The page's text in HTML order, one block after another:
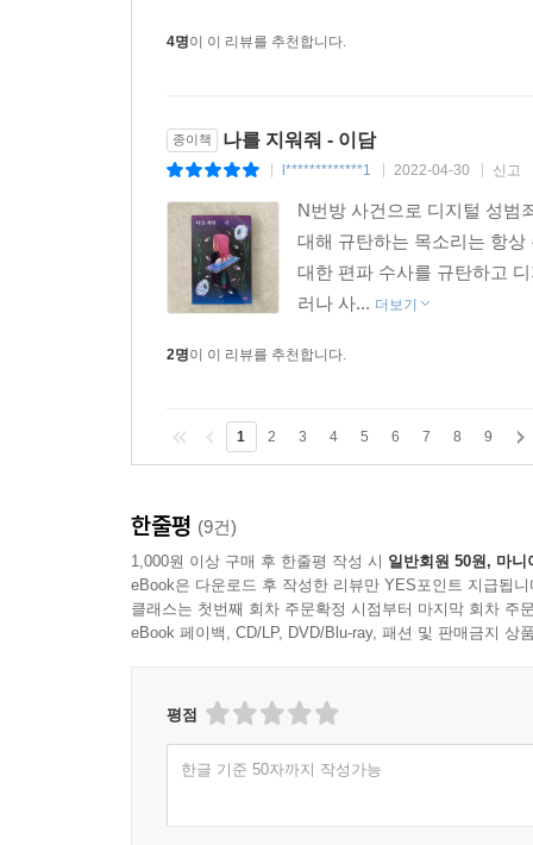
4명이 이 리뷰를 추천합니다.
종이책 나를 지워줘 - 이담
l*************1 2022-04-30 신고
N번방 사건으로 디지털 성범
대해 규탄하는 목소리는 항상
대한 편파 수사를 규탄하고
러나 사... 더보기
2명이 이 리뷰를 추천합니다.
1 2 3 4 5 6 7 8 9
한줄평 (9건)
1,000원 이상 구매 후 한줄평 작성 시 일반회원 50원, 마니
eBook은 다운로드 후 작성한 리뷰만 YES포인트 지급됩니
클래스는 첫번째 회차 주문확정 시점부터 마지막 회차 주
eBook 페이백, CD/LP, DVD/Blu-ray, 패션 및 판매금지 상
평점
한글 기준 50자까지 작성가능